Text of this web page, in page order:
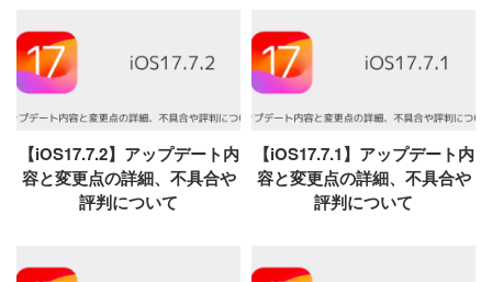
【iOS17.7.2】アップデート内
容と変更点の詳細、不具合や
評判について
【iOS17.7.1】アップデート内
容と変更点の詳細、不具合や
評判について